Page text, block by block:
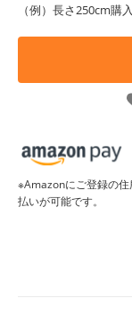
（例）長さ250cm購
※Amazonにご登録の
払いが可能です。